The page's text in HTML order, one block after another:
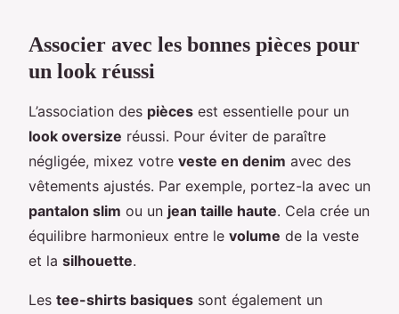
Associer avec les bonnes pièces pour
un look réussi
L’association des pièces est essentielle pour un
look oversize réussi. Pour éviter de paraître
négligée, mixez votre veste en denim avec des
vêtements ajustés. Par exemple, portez-la avec un
pantalon slim ou un jean taille haute. Cela crée un
équilibre harmonieux entre le volume de la veste
et la silhouette.
Les tee-shirts basiques sont également un